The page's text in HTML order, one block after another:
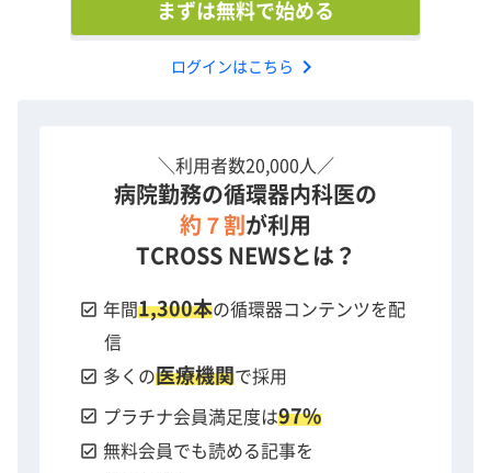
まずは無料で始める
ログインはこちら chevron_right
＼利用者数20,000人／
病院勤務の循環器内科医の
約７割 が利用
TCROSS NEWSとは？
check_box 年間1,300本の循環器コンテンツを配
信
check_box 多くの医療機関で採用
check_box プラチナ会員満足度は97%
check_box 無料会員でも読める記事を